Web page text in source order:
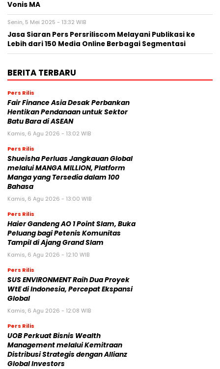
Vonis MA
Senin, 5 Mei 2025 - 13:32 WIB
Jasa Siaran Pers Persriliscom Melayani Publikasi ke
Lebih dari 150 Media Online Berbagai Segmentasi
BERITA TERBARU
Pers Rilis
Fair Finance Asia Desak Perbankan
Hentikan Pendanaan untuk Sektor
Batu Bara di ASEAN
Kamis, 6 Agu 2026 - 13:02 WIB
Pers Rilis
Shueisha Perluas Jangkauan Global
melalui MANGA MILLION, Platform
Manga yang Tersedia dalam 100
Bahasa
Kamis, 6 Agu 2026 - 13:00 WIB
Pers Rilis
Haier Gandeng AO 1 Point Slam, Buka
Peluang bagi Petenis Komunitas
Tampil di Ajang Grand Slam
Kamis, 6 Agu 2026 - 12:10 WIB
Pers Rilis
SUS ENVIRONMENT Raih Dua Proyek
WtE di Indonesia, Percepat Ekspansi
Global
Kamis, 6 Agu 2026 - 12:08 WIB
Pers Rilis
UOB Perkuat Bisnis Wealth
Management melalui Kemitraan
Distribusi Strategis dengan Allianz
Global Investors